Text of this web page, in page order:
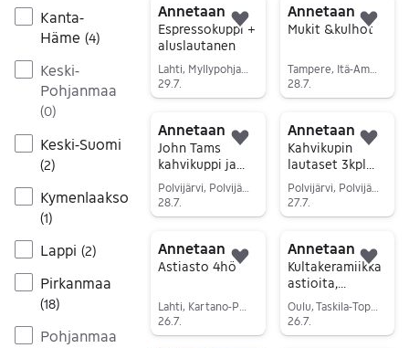
Kanta-
Häme (4)
Keski-
Pohjanmaa
(0)
Keski-Suomi
(2)
Kymenlaakso
(1)
Lappi (2)
Pirkanmaa
(18)
Pohjanmaa
Annetaan
Espressokuppi +
aluslautanen
29.7.
Lisää suosikiksi.
Annetaan
Mukit &kulhot
Tampere, Itä-Amuri-Tammerkoski, Pirkanmaa
28.7.
Annetaan
John Tams
kahvikuppi ja
lautaset
28.7.
Lisää suosikiksi.
Annetaan
Kahvikupin
lautaset 3kpl
Marquess
Langford made
in England
Polvijärvi, Polvijärvi Keskus, Pohjois-Karjala
27.7.
Annetaan
Astiasto 4hö
26.7.
Lisää suosikiksi.
Annetaan
Kultakeramiikka
astioita,
HAETTU
Oulu, Taskila-Toppila, Pohjois-Pohjanmaa
26.7.